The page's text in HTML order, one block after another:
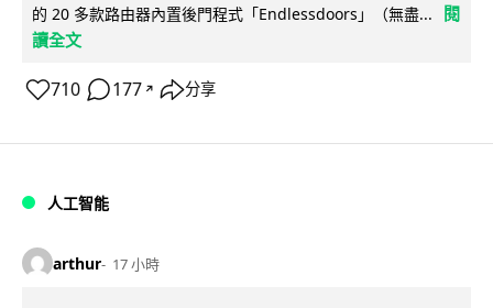
的 20 多款路由器內置後門程式「Endlessdoors」（無盡...
閱
讀全文
710 177 ↗ 分享
人工智能
arthur 17 小時